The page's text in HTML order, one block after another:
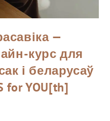
—
курс для
і беларусаў
for YOU[th]